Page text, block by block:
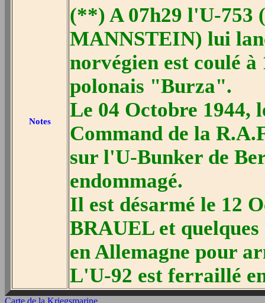
Notes
(**) A 07h29 l'U-
MANNSTEIN) lui
norvégien est coulé
polonais "Burza".
Le 04 Octobre 1944,
Command de la
sur l'U-Bunker de
endommagé.
Il est désarmé le 12
BRAUEL et
en Allemagne pour
L'U-92 est ferraillé
Carte de la Kriegsmarine